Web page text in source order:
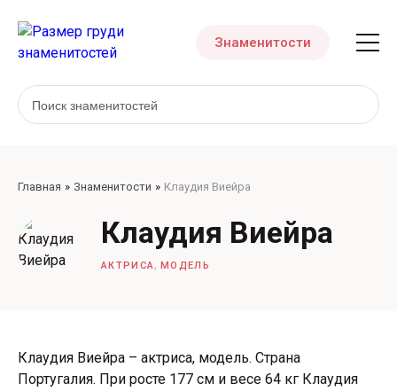
Знаменитости
Главная Знаменитости Клаудия Виейра
Клаудия Виейра
АКТРИСА,МОДЕЛЬ
Клаудия Виейра – актриса, модель. Страна
Португалия. При росте 177 см и весе 64 кг Клаудия